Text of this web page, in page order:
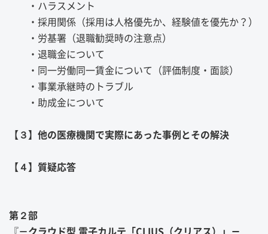
・ハラスメント
・採用関係（採用は人格優先か、経験値を優先か？）
・労基署（退職勧奨時の注意点）
・退職金について
・同一労働同一賃金について（評価制度・面談）
・事業承継時のトラブル
・助成金について
【３】他の医療機関で実際にあった事例とその解決
【４】質疑応答
第２部
『－クラウド型 電子カルテ「CLIUS（クリアス）」 －